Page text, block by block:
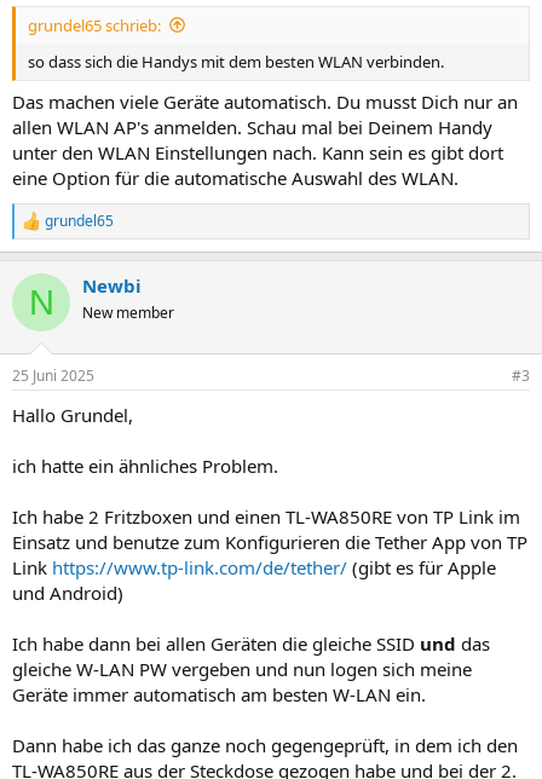
grundel65 schrieb:
so dass sich die Handys mit dem besten WLAN verbinden.
Das machen viele Geräte automatisch. Du musst Dich nur an
allen WLAN AP's anmelden. Schau mal bei Deinem Handy
unter den WLAN Einstellungen nach. Kann sein es gibt dort
eine Option für die automatische Auswahl des WLAN.
R
e
k
i
e
:
grundel65
N Newbi
New member
25 Juni 2025 #3
Hallo Grundel,
ich hatte ein ähnliches Problem.
Ich habe 2 Fritzboxen und einen TL-WA850RE von TP Link im
Einsatz und benutze zum Konfigurieren die Tether App von TP
Link https://www.tp-link.com/de/tether/ (gibt es für Apple
und Android)
Ich habe dann bei allen Geräten die gleiche SSID und das
gleiche W-LAN PW vergeben und nun logen sich meine
Geräte immer automatisch am besten W-LAN ein.
Dann habe ich das ganze noch gegengeprüft, in dem ich den
TL-WA850RE aus der Steckdose gezogen habe und bei der 2.